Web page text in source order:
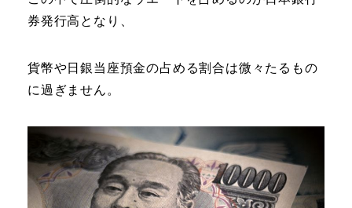
券発行高となり、
貨幣や日銀当座預金の占める割合は微々たるもの
に過ぎません。